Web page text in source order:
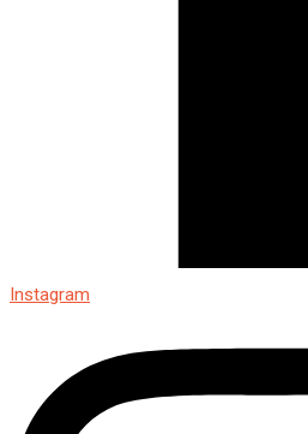
Instagram